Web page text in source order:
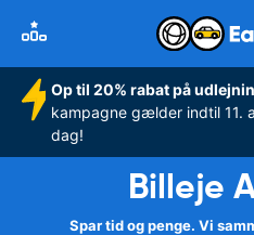
Op til 20% rabat på
kampagne gælder indtil 11.
dag!
Billeje
Spar tid og penge. Vi